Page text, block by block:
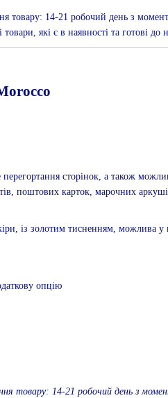
товару: 14-21 робочий день з
які є в наявності та готові до
сторінок, а також
поштових карток, марочних
із золотим тисненням, можлива
опцію
товару: 14-21 робочий день з